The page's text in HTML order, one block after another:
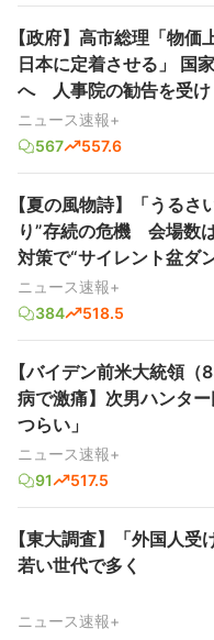
【政府】高市総理「物
日本に定着させる」 国
へ 人事院の勧告を受け
ニュース速報+
567
557.6
【夏の風物詩】「うるさ
り”存続の危機 会場数
対策で“サイレント盆ダ
ニュース速報+
384
518.5
【バイデン前米大統領
病で激痛】次男ハンタ
つらい」
ニュース速報+
91
517.5
【東大調査】「外国人
若い世代で多く
ニュース速報+